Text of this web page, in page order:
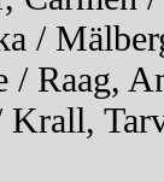
/
/ Raag,
Krall,